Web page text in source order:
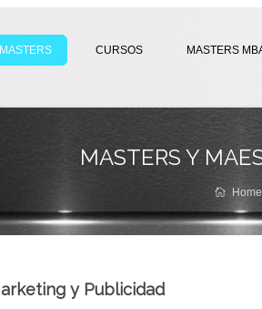
MASTERS CURSOS MASTERS
MASTERS Y
Home
y Publicidad